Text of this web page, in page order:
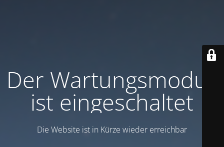
Der Wartungsmodus
ist eingeschaltet
Die Website ist in Kürze wieder erreichbar